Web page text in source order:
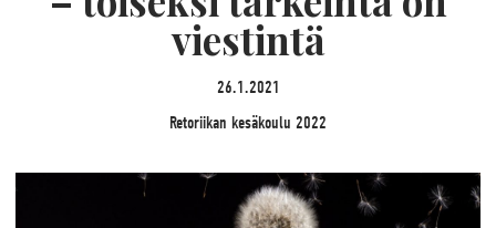
viestintä
26.1.2021
Retoriikan kesäkoulu 2022